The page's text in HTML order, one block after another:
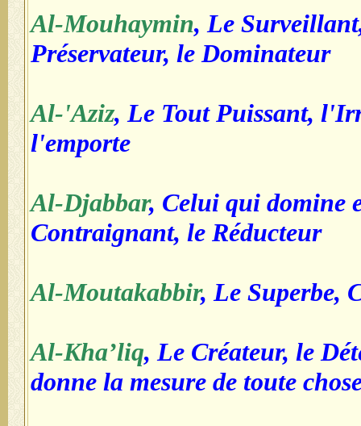
Al-Mouhaymin, Le
Préservateur, le Dominateur
Al-'Aziz, Le Tout Puissant,
l'emporte
Al-Djabbar, Celui qui domine
Contraignant, le Réducteur
Al-Moutakabbir, Le Superbe,
Al-Kha’liq, Le Créateur, le
donne la mesure de toute